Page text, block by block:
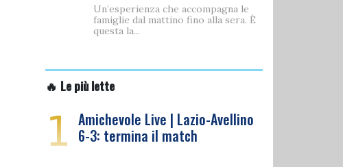
Un’esperienza che accompagna le
famiglie dal mattino fino alla sera. È
questa la...
🔥 Le più lette
1 Amichevole Live | Lazio-Avellino
6-3: termina il match